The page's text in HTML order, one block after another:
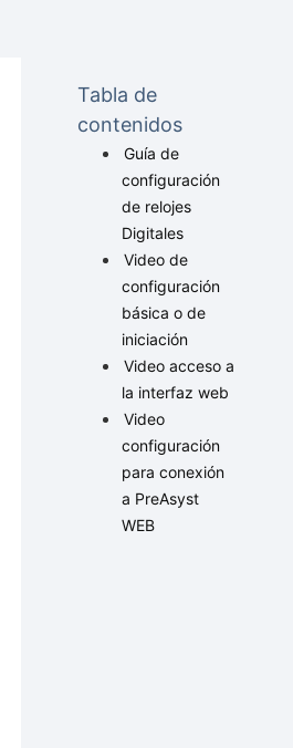
Tabla de
contenidos
Guía de
configuración
de relojes
Digitales
Video de
configuración
básica o de
iniciación
Video acceso a
la interfaz web
Video
configuración
para conexión
a PreAsyst
WEB